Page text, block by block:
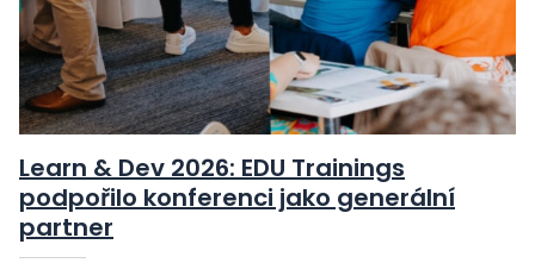
Learn & Dev 2026: EDU Trainings
podpořilo konferenci jako generální
partner